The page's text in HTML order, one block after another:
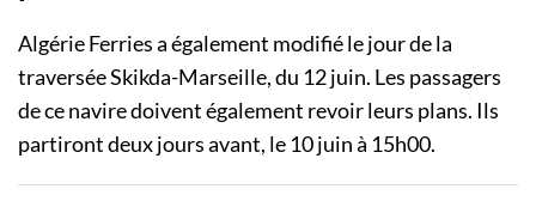
Algérie Ferries a également modifié le jour de la
traversée Skikda-Marseille, du 12 juin. Les passagers
de ce navire doivent également revoir leurs plans. Ils
partiront deux jours avant, le 10 juin à 15h00.